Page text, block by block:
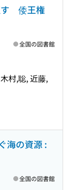
倭王権
村,聡, 近藤,
全国の図書館
海の資源 :
全国の図書館